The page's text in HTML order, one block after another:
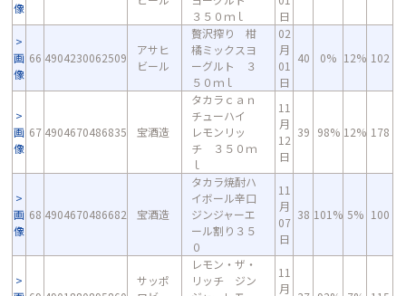
像
３５０ｍｌ
日
画
像
66 4904230062509
アサヒ
ビール
贅沢搾り 柑
橘ミックスヨ
ーグルト ３
５０ｍｌ
02
月
01
日
40 0% 12% 102
画
像
67 4904670486835 宝酒造
タカラｃａｎ
チューハイ
レモンリッ
チ ３５０ｍ
ｌ
11
月
12
日
39 98% 12% 178
画
像
68 4904670486682 宝酒造
タカラ焼酎ハ
イボール辛口
ジンジャーエ
ール割り３５
０
11
月
07
日
38 101% 5% 100
サッポ
レモン・ザ・
リッチ ジン
11
月